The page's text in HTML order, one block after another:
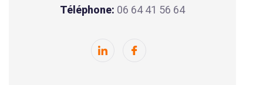
Téléphone: 06 64 41 56 64